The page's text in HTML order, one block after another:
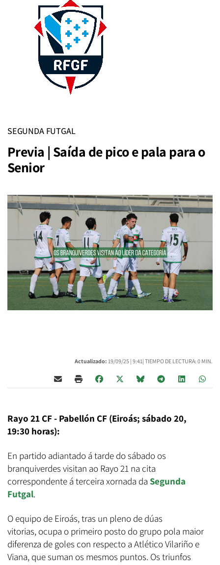
SEGUNDA FUTGAL
Previa | Saída de pico e pala para o
Senior
Actualizado: 19/09/25 | 9:41| TIEMPO DE LECTURA: 0 MIN.
Rayo 21 CF - Pabellón CF (Eiroás; sábado 20,
19:30 horas):
En partido adiantado á tarde do sábado os
branquiverdes visitan ao Rayo 21 na cita
correspondente á terceira xornada da Segunda
Futgal.
O equipo de Eiroás, tras un pleno de dúas
vitorias, ocupa o primeiro posto do grupo pola maior
diferenza de goles con respecto a Atlético Vilariño e
Viana, que suman os mesmos puntos. Os triunfos